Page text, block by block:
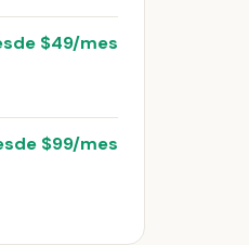
$49/mes
$99/mes